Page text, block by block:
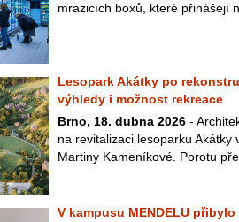
mrazicích boxů, které přinášejí
Lesopark Akátky po
výhledy i možnost rekreace
Brno, 18. dubna 2026 -
na revitalizaci lesoparku Akátky
Martiny Kameníkové. Porotu
V kampusu MENDELU